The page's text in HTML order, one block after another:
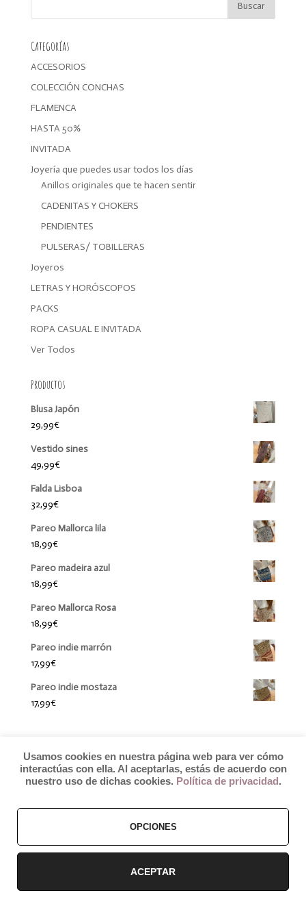
Categorías
ACCESORIOS
COLECCIÓN CONCHAS
FLAMENCA
HASTA 50%
INVITADA
Joyería que puedes usar todos los días
Anillos originales que te hacen sentir
CADENITAS Y CHOKERS
PENDIENTES
PULSERAS/ TOBILLERAS
Joyeros
LETRAS Y HORÓSCOPOS
PACKS
ROPA CASUAL E INVITADA
Ver Todos
Productos
Blusa Japón
29,99€
Vestido sines
49,99€
Falda Lisboa
32,99€
Pareo Mallorca lila
18,99€
Pareo madeira azul
18,99€
Pareo Mallorca Rosa
18,99€
Pareo indie marrón
17,99€
Pareo indie mostaza
17,99€
© 2019 by Débora Colette
Términos y Condiciones Cambios y Devoluciones
Usamos cookies en nuestra página web para ver cómo
interactúas con ella. Al aceptarlas, estás de acuerdo con
nuestro uso de dichas cookies. Política de privacidad .
OPCIONES
ACEPTAR